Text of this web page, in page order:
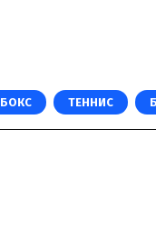
БОКС ТЕННИС